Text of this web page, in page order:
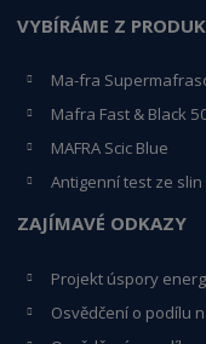
VYBÍRÁME Z
Ma-fra
Mafra Fast & Black
MAFRA Scic Blue
Antigenní test ze slin
ZAJÍMAVÉ ODKAZY
Projekt úspory
Osvědčení o podílu